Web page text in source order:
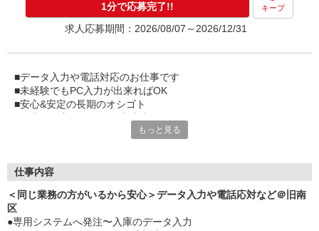
1分で応募完了!! キープ
求人応募期間：2026/08/07～2026/12/31
■データ入力や電話対応のお仕事です
■未経験でもPC入力が出来ればOK
■安心&安定の長期のオシゴト
■雰囲気イイ職場でのびのび働こう
■派遣→正社員登用の実績アリ
もっと見る
仕事内容
＜同じ業務の方がいるから安心＞データ入力や電話応対など＠旧南
区
●専用システムへ発注〜入庫のデータ入力